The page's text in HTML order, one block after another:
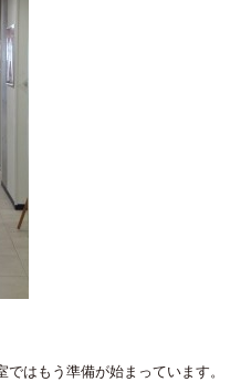
はもう準備が始まっています。